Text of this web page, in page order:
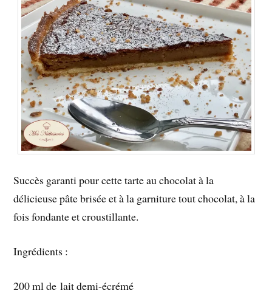
Succès garanti pour cette tarte au chocolat à la
délicieuse pâte brisée et à la garniture tout chocolat, à la
fois fondante et croustillante.
Ingrédients :
200 ml de lait demi-écrémé